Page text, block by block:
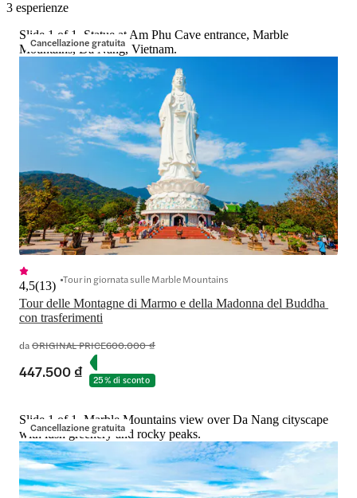
3 esperienze
Cancellazione gratuita
Slide 1 of 1, Statue at Am Phu Cave entrance, Marble
Mountains, Đà Nẵng, Vietnam.
Tour delle Montagne di Marmo e della Madonna del Buddha
con trasferimenti
4,5(13) Tour in giornata sulle Marble Mountains
daORIGINAL PRICE600.000 ₫
447.500 ₫ 25% di sconto
Cancellazione gratuita
Slide 1 of 1, Marble Mountains view over Da Nang cityscape
with lush greenery and rocky peaks.